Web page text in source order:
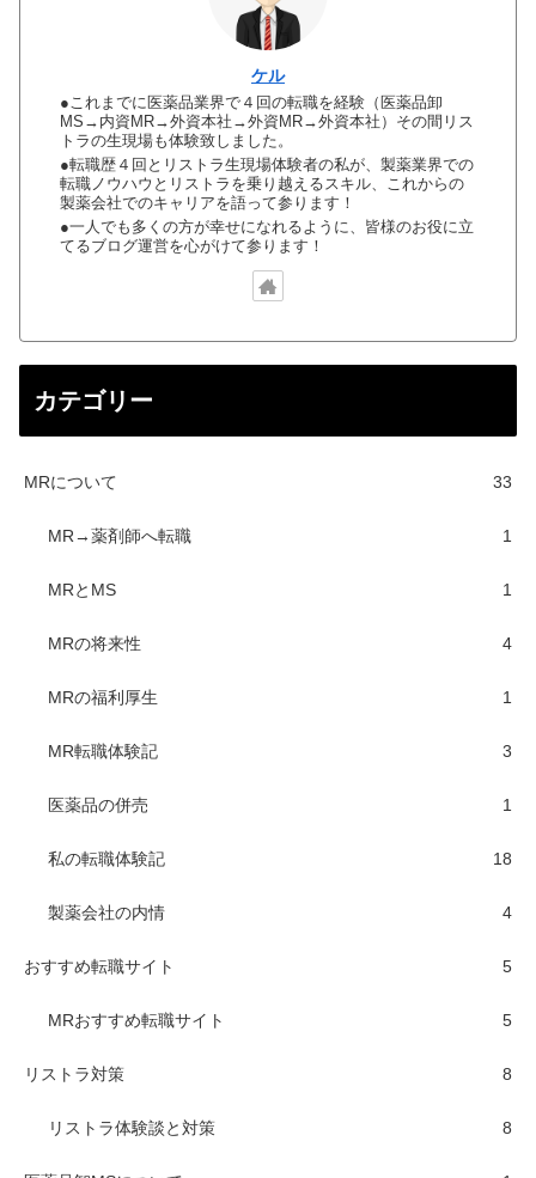
ケル
●これまでに医薬品業界で４回の転職を経験（医薬品卸
MS→内資MR→外資本社→外資MR→外資本社）その間リス
トラの生現場も体験致しました。
●転職歴４回とリストラ生現場体験者の私が、製薬業界での
転職ノウハウとリストラを乗り越えるスキル、これからの
製薬会社でのキャリアを語って参ります！
●一人でも多くの方が幸せになれるように、皆様のお役に立
てるブログ運営を心がけて参ります！
カテゴリー
MRについて 33
MR→薬剤師へ転職 1
MRとMS 1
MRの将来性 4
MRの福利厚生 1
MR転職体験記 3
医薬品の併売 1
私の転職体験記 18
製薬会社の内情 4
おすすめ転職サイト 5
MRおすすめ転職サイト 5
リストラ対策 8
リストラ体験談と対策 8